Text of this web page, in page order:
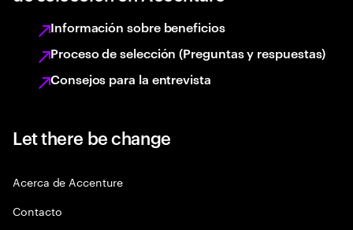
Información sobre beneficios
Proceso de selección (Preguntas y respuestas)
Consejos para la entrevista
Let there be change
Acerca de Accenture
Contacto